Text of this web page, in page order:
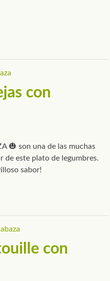
con
🎃 son una de las muchas
de este plato de legumbres.
sabor!
con